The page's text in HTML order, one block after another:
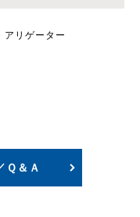
アリゲーター
Ｑ＆Ａ